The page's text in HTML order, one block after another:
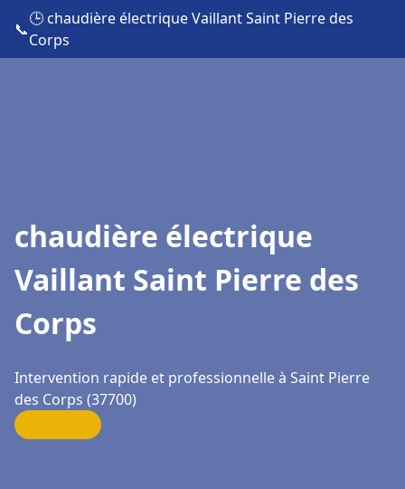
📞
🕒 chaudière électrique Vaillant Saint Pierre des
Corps
chaudière électrique
Vaillant Saint Pierre des
Corps
Intervention rapide et professionnelle à Saint Pierre
des Corps (37700)